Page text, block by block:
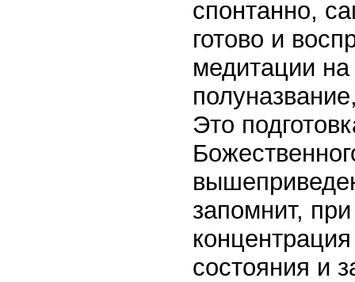
спонтанно,
готово и
медитации
Это
запомнит,
состояния и